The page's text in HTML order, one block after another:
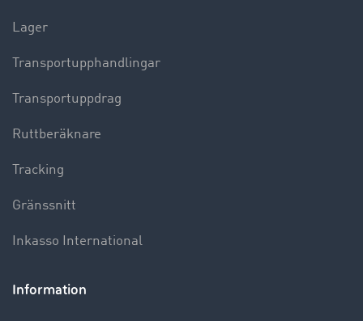
Lager
Transportupphandlingar
Transportuppdrag
Ruttberäknare
Tracking
Gränssnitt
Inkasso International
Information